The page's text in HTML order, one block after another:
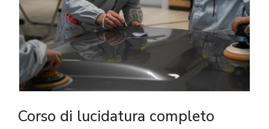
Corso di lucidatura completo